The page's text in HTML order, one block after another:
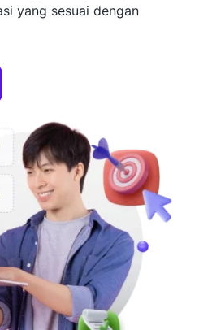
yang sesuai dengan